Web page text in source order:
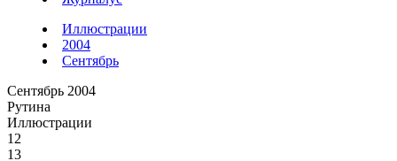
Иллюстрации
2004
Сентябрь
Сентябрь 2004
Рутина
Иллюстрации
12
13